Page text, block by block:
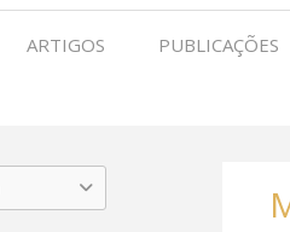
ARTIGOS PUBLICAÇÕES